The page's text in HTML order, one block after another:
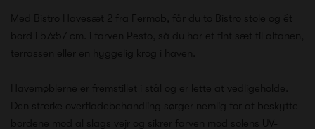
Med Bistro Havesæt 2 fra Fermob, får du to Bistro stole og ét
bord i 57x57 cm. i farven Pesto, så du har et fint sæt til altanen,
terrassen eller en hyggelig krog i haven.
Havemøblerne er fremstillet i stål og er lette at vedligeholde.
Den stærke overfladebehandling sørger nemlig for at beskytte
bordene mod al slags vejr og sikrer farven mod solens UV-